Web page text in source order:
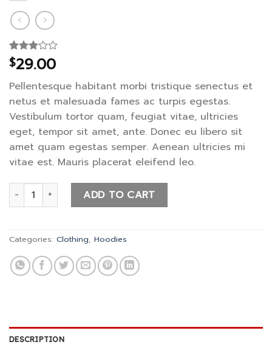
Rated
3.00
5
based
2
customer
ratings
$29.00
Pellentesque habitant morbi tristique senectus et
netus et malesuada fames ac turpis egestas.
Vestibulum tortor quam, feugiat vitae, ultricies
eget, tempor sit amet, ante. Donec eu libero sit
amet quam egestas semper. Aenean ultricies mi
vitae est. Mauris placerat eleifend leo.
Happy Ninja quantityADD TO CART
Categories: Clothing Hoodies
DESCRIPTION